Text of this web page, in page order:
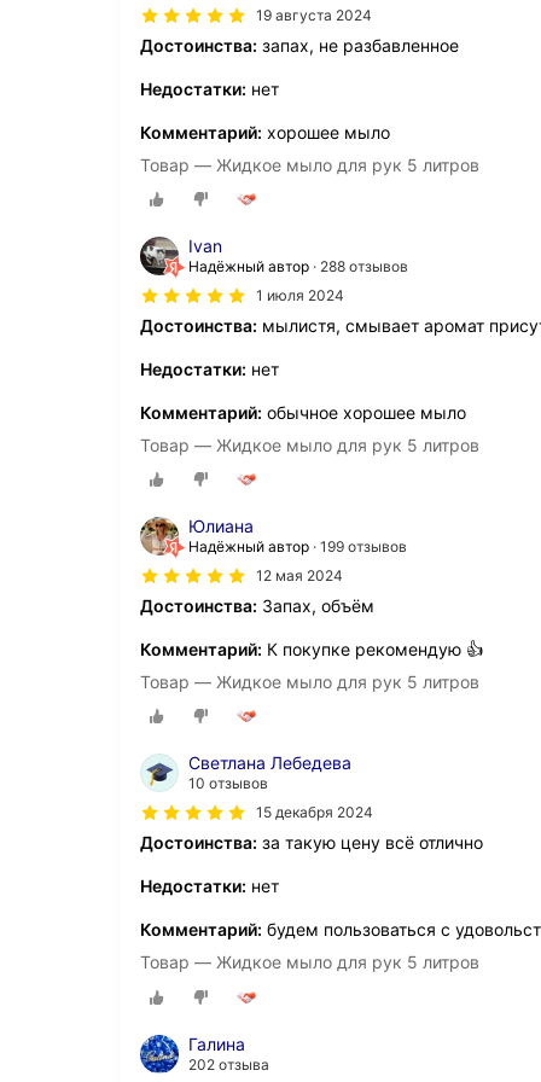
19 августа 2024
Достоинства: запах, не разбавленное
Недостатки: нет
Комментарий: хорошее мыло
Товар — Жидкое мыло для рук 5 литров
Ivan
Надёжный автор
288 отзывов
1 июля 2024
Достоинства: мылистя, смывает аромат
Недостатки: нет
Комментарий: обычное хорошее мыло
Товар — Жидкое мыло для рук 5 литров
Юлиана
Надёжный автор 199 отзывов
12 мая 2024
Достоинства: Запах, объём
Комментарий: К покупке рекомендую 👍
Товар — Жидкое мыло для рук 5 литров
Светлана Лебедева
10 отзывов
15 декабря 2024
Достоинства: за такую цену всё отлично
Недостатки: нет
Комментарий: будем пользоваться с
Товар — Жидкое мыло для рук 5 литров
Галина
202 отзыва